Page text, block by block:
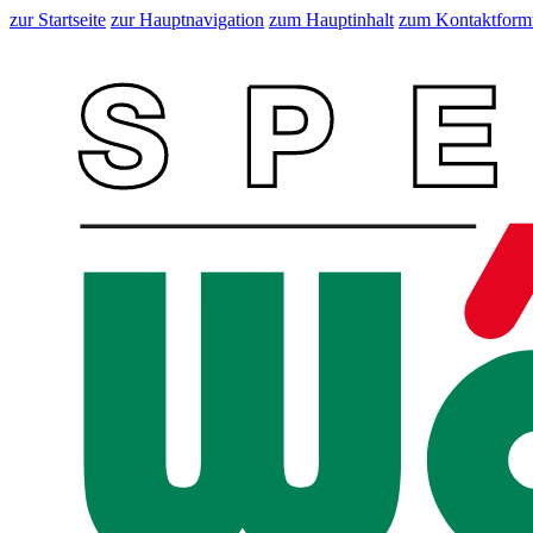
zur Startseite zur Hauptnavigation zum Hauptinhalt zum